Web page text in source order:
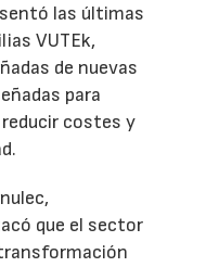
las últimas
VUTEk,
de nuevas
para
costes y
que el sector